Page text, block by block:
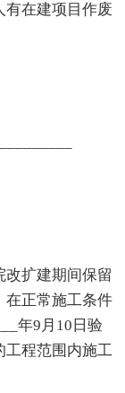
有在建项目作废
扩建期间保留
在正常施工条件
年9月10日验
工程范围内施工